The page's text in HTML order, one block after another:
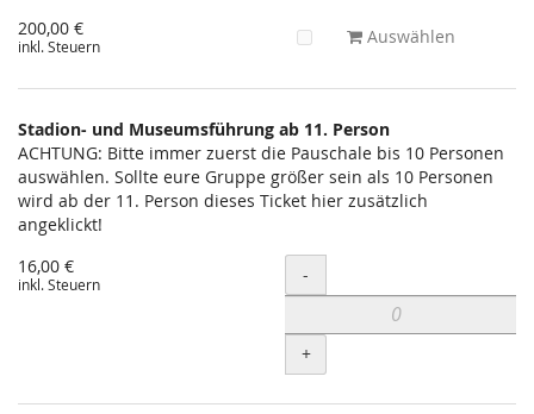
200,00 €
inkl. Steuern Auswählen
Stadion- und Museumsführung ab 11. Person
ACHTUNG: Bitte immer zuerst die Pauschale bis 10 Personen
auswählen. Sollte eure Gruppe größer sein als 10 Personen
wird ab der 11. Person dieses Ticket hier zusätzlich
angeklickt!
16,00 €
inkl. Steuern Menge
-
+